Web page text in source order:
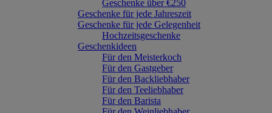
Geschenke über €250
Geschenke für jede Jahreszeit
Geschenke für jede Gelegenheit
Hochzeitsgeschenke
Geschenkideen
Für den Meisterkoch
Für den Gastgeber
Für den Backliebhaber
Für den Teeliebhaber
Für den Barista